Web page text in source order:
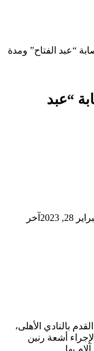
“عبد الفتاح” ومدة
“عبد
28, 2023
آخر
بالنادي الأهلى،
أشعة رنين
بها.